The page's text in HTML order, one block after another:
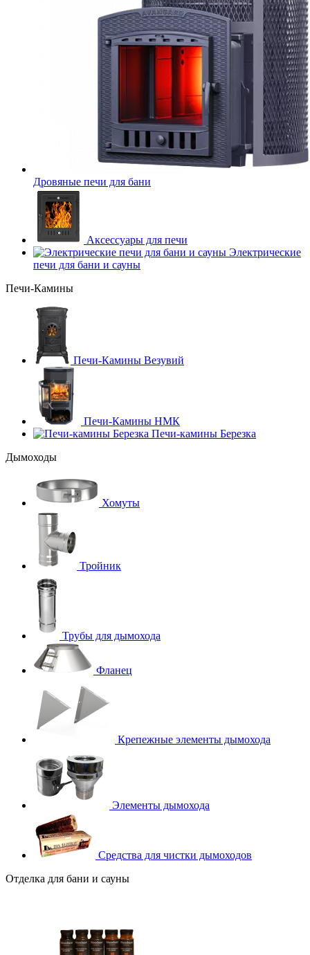
Дровяные печи для бани
Аксессуары для печи
Электрические
печи для бани и сауны
Печи-Камины
Печи-Камины Везувий
Печи-Камины НМК
Печи-камины Березка
Дымоходы
Хомуты
Тройник
Трубы для дымохода
Фланец
Крепежные элементы дымохода
Элементы дымохода
Средства для чистки дымоходов
Отделка для бани и сауны